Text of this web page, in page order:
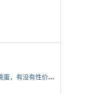
*
想请教有经验的蛋友，想给媳妇7夕买个跳蛋，有没有性价比高的推荐